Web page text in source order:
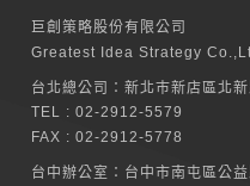
巨創策略股份有限公司
Greatest Idea Strategy
台北總公司：新北巿新店區北
TEL :02-2912-5579
FAX : 02-2912-5778
台中辦公室： 台中市南屯區公